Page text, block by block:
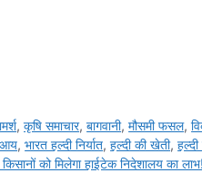
,कृषि समाचार,बागवानी,मौसमी फसल,
आय,भारत हल्दी निर्यात,हल्दी की खेती,
किसानों को मिलेगा हाईटेक निदेशालय का लाभ!